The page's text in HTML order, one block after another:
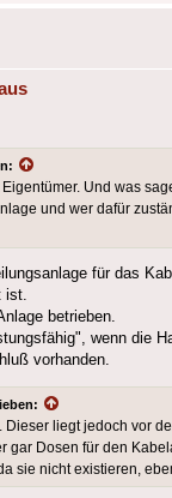
Und was
und wer dafür
für das
ist.
betrieben.
wenn die
vorhanden.
Dieser liegt jedoch vor
gar Dosen für den
sie nicht existieren,